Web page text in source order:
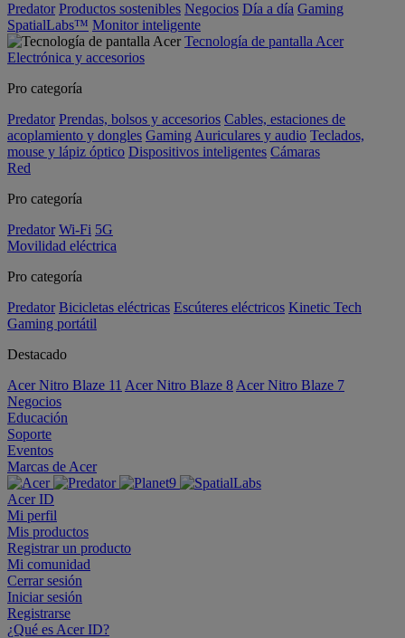
Predator Productos sostenibles Negocios Día a día Gaming
SpatialLabs™ Monitor inteligente
Tecnología de pantalla Acer
Electrónica y accesorios
Pro categoría
Predator Prendas, bolsos y accesorios Cables, estaciones de
acoplamiento y dongles Gaming Auriculares y audio Teclados,
mouse y lápiz óptico Dispositivos inteligentes Cámaras
Red
Pro categoría
Predator Wi-Fi 5G
Movilidad eléctrica
Pro categoría
Predator Bicicletas eléctricas Escúteres eléctricos Kinetic Tech
Gaming portátil
Destacado
Acer Nitro Blaze 11 Acer Nitro Blaze 8 Acer Nitro Blaze 7
Negocios
Educación
Soporte
Eventos
Marcas de Acer
Acer ID
Mi perfil
Mis productos
Registrar un producto
Mi comunidad
Cerrar sesión
Iniciar sesión
Registrarse
¿Qué es Acer ID?